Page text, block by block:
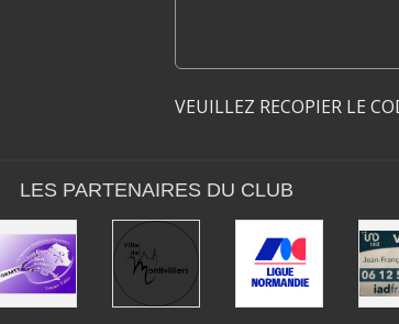
VEUILLEZ RECOPIER LE
LES PARTENAIRES DU CLUB